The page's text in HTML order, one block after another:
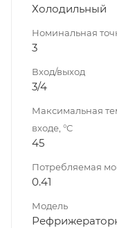
Холодильный
Номинальная
3
Вход/выход
3/4
Максимальная
входе, °C
45
Потребляемая
0.41
Модель